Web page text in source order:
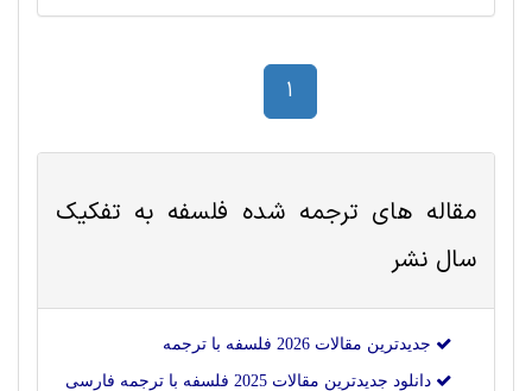
1
مقاله های ترجمه شده فلسفه به تفکیک
سال نشر
جدیدترین مقالات 2026 فلسفه با ترجمه
دانلود جدیدترین مقالات 2025 فلسفه با ترجمه فارسی